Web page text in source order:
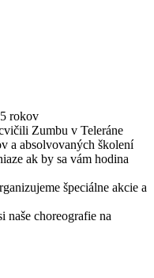
rokov
Zumbu v Teleráne
a absolvovaných školení
ak by sa vám hodina
špeciálne akcie a
naše choreografie na